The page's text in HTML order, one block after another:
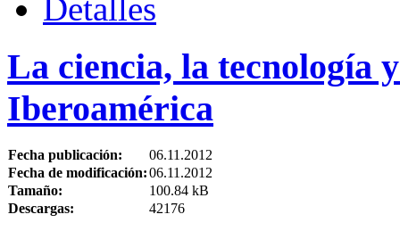
Detalles
La ciencia, la tecnología
Iberoamérica
Fecha publicación:
06.11.2012
Fecha de modificación:06.11.2012
Tamaño:
100.84 kB
Descargas:
42176